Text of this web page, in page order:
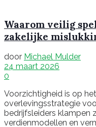
Waarom veilig
zakelijke
door Michael Mulder
24 maart 2026
0
Voorzichtigheid is op
overlevingsstrategie
bedrijfsleiders klampen
verdienmodellen en